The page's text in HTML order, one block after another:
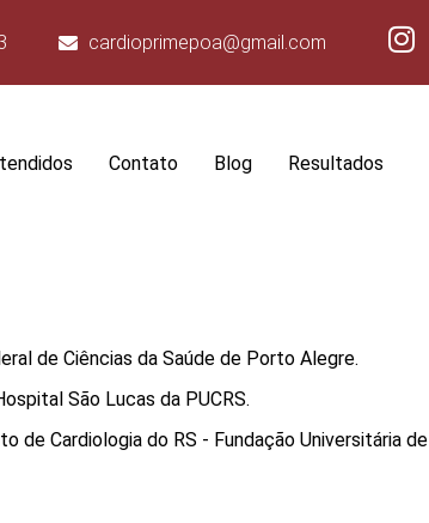
cardioprimepoa@gmail.com
Contato Blog Resultados
de Ciências da Saúde de Porto Alegre.
São Lucas da PUCRS.
de Cardiologia do RS - Fundação Universitária de